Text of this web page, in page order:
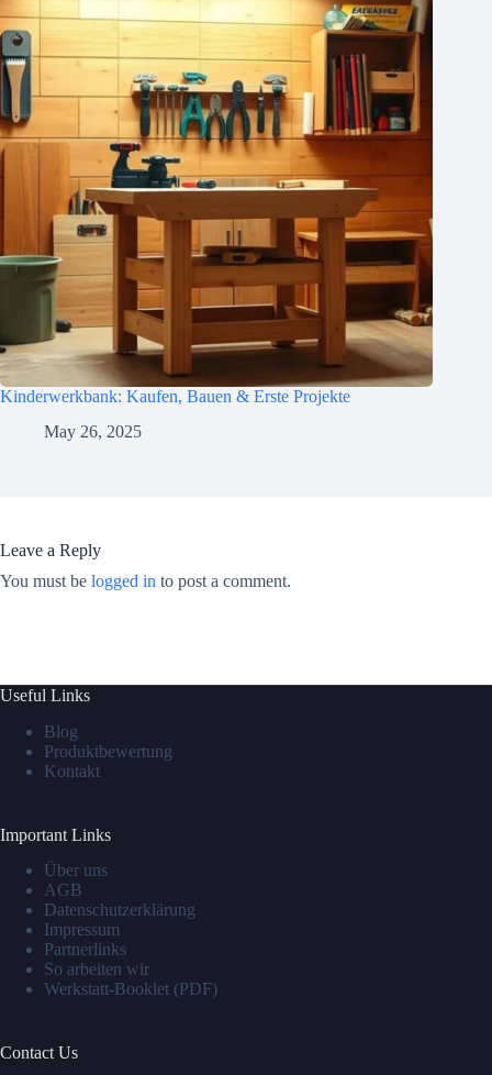
Kinderwerkbank: Kaufen, Bauen & Erste Projekte
May 26, 2025
Leave a Reply
You must be logged in to post a comment.
Useful Links
Blog
Produktbewertung
Kontakt
Important Links
Über uns
AGB
Datenschutzerklärung
Impressum
Partnerlinks
So arbeiten wir
Werkstatt-Booklet (PDF)
Contact Us